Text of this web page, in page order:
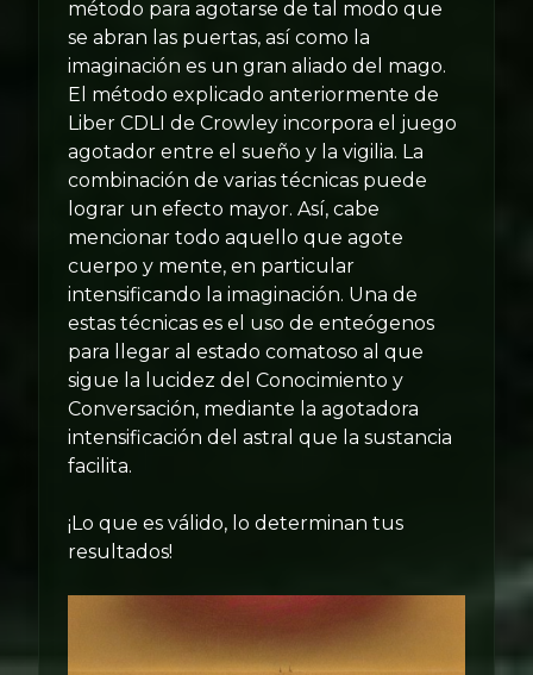
método para agotarse de tal modo que
se abran las puertas, así como la
imaginación es un gran aliado del mago.
El método explicado anteriormente de
Liber CDLI de Crowley incorpora el juego
agotador entre el sueño y la vigilia. La
combinación de varias técnicas puede
lograr un efecto mayor. Así, cabe
mencionar todo aquello que agote
cuerpo y mente, en particular
intensificando la imaginación. Una de
estas técnicas es el uso de enteógenos
para llegar al estado comatoso al que
sigue la lucidez del Conocimiento y
Conversación, mediante la agotadora
intensificación del astral que la sustancia
facilita.
¡Lo que es válido, lo determinan tus
resultados!